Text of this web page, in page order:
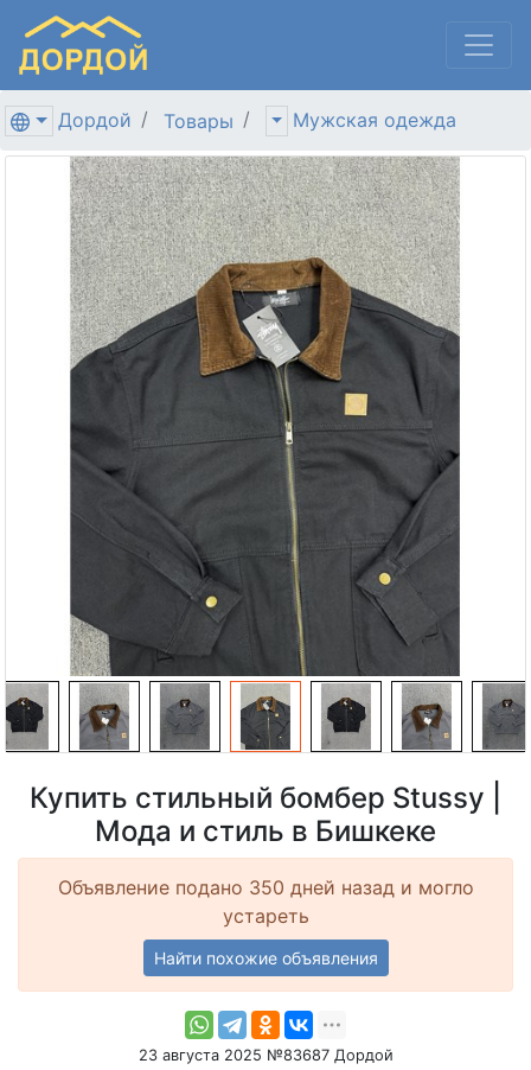
Дордой Товары Мужская одежда
Купить стильный бомбер Stussy |
Мода и стиль в Бишкеке
Объявление подано 350 дней назад и могло
устареть
Найти похожие объявления
23 августа 2025 №83687 Дордой